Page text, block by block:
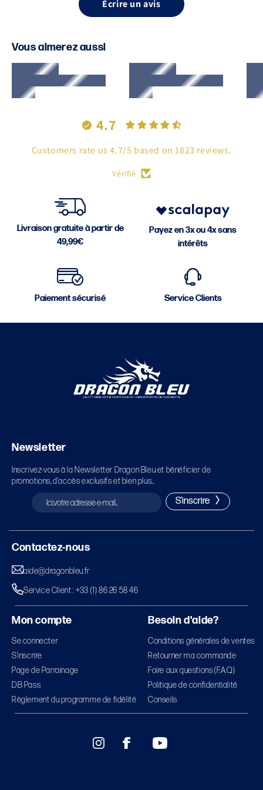
Écrire un avis
Vous aimerez aussi
4.7
Customers rate us 4.7/5 based on 1823 reviews.
Vérifié
Livraison gratuite à partir de
49,99€
Payez en 3x ou 4x sans
intérêts
Paiement sécurisé Service Clients
Newsletter
Inscrivez-vous à la Newsletter Dragon Bleu et bénéficier de
promotions, d’accès exclusifs et bien plus…
S'inscrire
Contactez-nous
aide@dragonbleu.fr
Service Client : +33 (1) 86 26 58 46
Mon compte
Se connecter
S’inscrire
Page de Parrainage
DB Pass
Règlement du programme de fidélité
Besoin d'aide?
Conditions générales de ventes
Retourner ma commande
Foire aux questions (F.A.Q)
Politique de confidentialité
Conseils